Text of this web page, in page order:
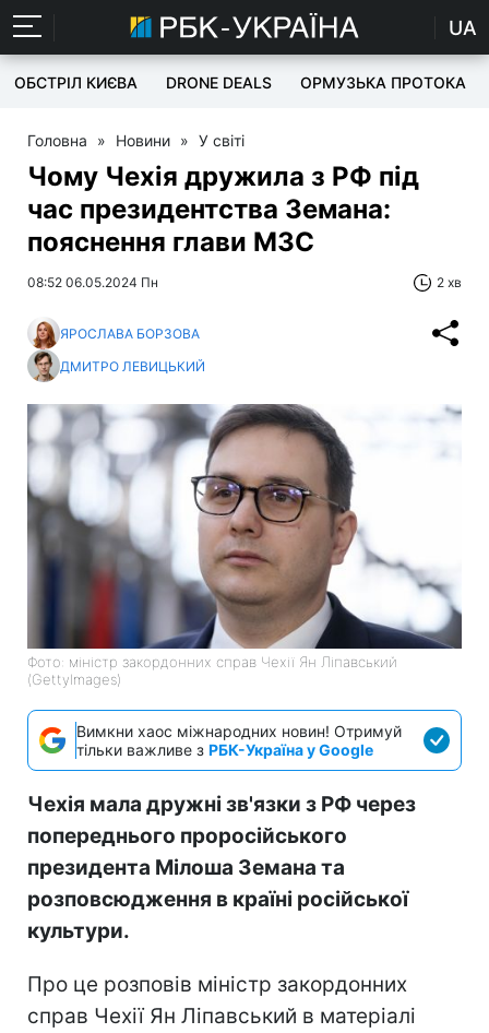
UA
ОБСТРІЛ КИЄВА DRONE DEALS ОРМУЗЬКА ПРОТОКА
Головна » Новини » У світі
Чому Чехія дружила з РФ під
час президентства Земана:
пояснення глави МЗС
08:52 06.05.2024 Пн 2 хв
ЯРОСЛАВА БОРЗОВА
ДМИТРО ЛЕВИЦЬКИЙ
Фото: міністр закордонних справ Чехії Ян Ліпавський
(GettyImages)
Вимкни хаос міжнародних новин! Отримуй
тільки важливе з РБК-Україна у Google
Чехія мала дружні зв'язки з РФ через
попереднього проросійського
президента Мілоша Земана та
розповсюдження в країні російської
культури.
Про це розповів міністр закордонних
справ Чехії Ян Ліпавський в матеріалі